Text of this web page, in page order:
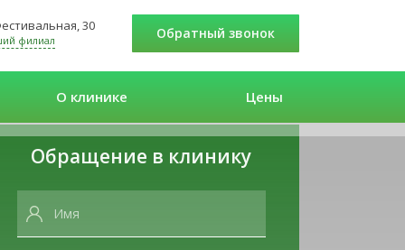
30
филиал Обратный звонок
О клинике Цены
Обращение в клинику